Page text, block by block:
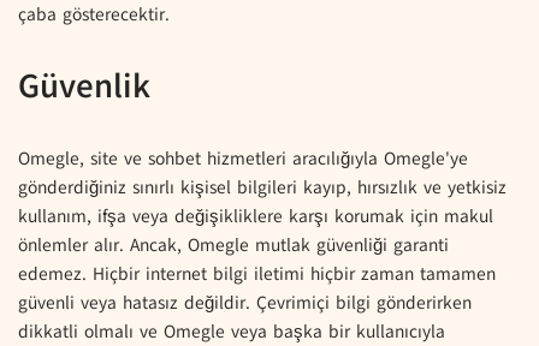
çaba gösterecektir.
Güvenlik
Omegle, site ve sohbet hizmetleri aracılığıyla Omegle'ye
gönderdiğiniz sınırlı kişisel bilgileri kayıp, hırsızlık ve yetkisiz
kullanım, ifşa veya değişikliklere karşı korumak için makul
önlemler alır. Ancak, Omegle mutlak güvenliği garanti
edemez. Hiçbir internet bilgi iletimi hiçbir zaman tamamen
güvenli veya hatasız değildir. Çevrimiçi bilgi gönderirken
dikkatli olmalı ve Omegle veya başka bir kullanıcıyla